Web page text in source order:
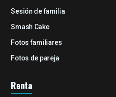
Sesión de familia
Smash Cake
Fotos familiares
Fotos de pareja
Renta